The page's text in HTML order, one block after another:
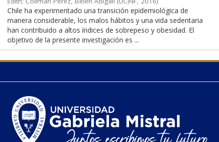
Chile ha experimentado una transición epidemiológica de
manera considerable, los malos hábitos y una vida sedentaria
han contribuido a altos índices de sobrepeso y obesidad. El
objetivo de la presente investigación es ...